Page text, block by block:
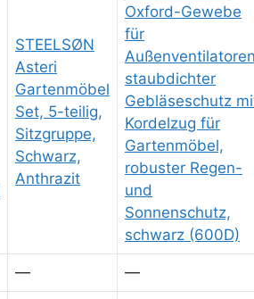
STEELSØN
Asteri
Gartenmöbel
Set, 5-teilig,
Sitzgruppe,
Schwarz,
Anthrazit
Oxford-Gewebe
für
staubdichter
Gebläseschutz
Kordelzug für
Gartenmöbel,
robuster Regen-
und
Sonnenschutz,
schwarz (600D)
— —